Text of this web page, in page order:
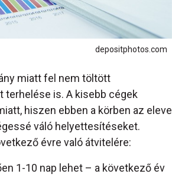
depositphotos.com
miatt fel nem töltött
is. A kisebb cégek
hiszen ebben a körben az eleve
váló helyettesítéseket.
évre való átvitelére:
1-10 nap lehet – a következő év